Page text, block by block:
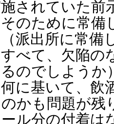
されていた前
のために常備
（派出所に常備
べて、欠陥の
のでしようか
に基いて、飲
のかも問題が残
ル分の付着は